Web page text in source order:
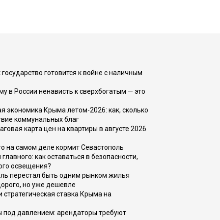
готовится к войне с наличным
в России ненависть к сверхбогатым — это
экономика Крыма летом-2026: как, сколько
коммунальных благ
карта цен на квартиры в августе 2026
на самом деле кормит Севастополь
как оставаться в безопасности,
освещения?
перестал быть одним рынком жилья
но уже дешевле
ставка Крыма на
под давлением: арендаторы требуют